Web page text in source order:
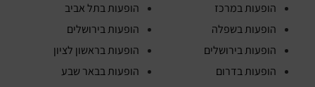
הופעות במרכז
הופעות בשפלה
הופעות בירושלים
הופעות בדרום
הופעות בתל אביב
הופעות בירושלים
הופעות בראשון לציון
הופעות בבאר שבע